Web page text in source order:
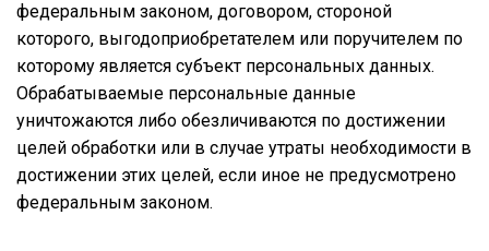
федеральным законом, договором, стороной
которого, выгодоприобретателем или поручителем по
которому является субъект персональных данных.
Обрабатываемые персональные данные
уничтожаются либо обезличиваются по достижении
целей обработки или в случае утраты необходимости в
достижении этих целей, если иное не предусмотрено
федеральным законом.